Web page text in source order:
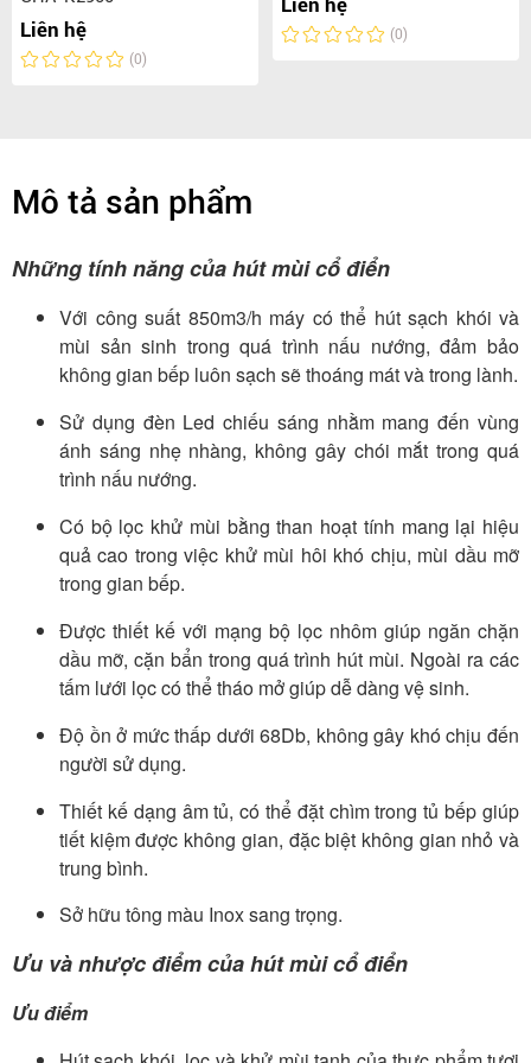
Liên hệ
(0)
Liên hệ
(0)
Mô tả sản phẩm
Những tính năng của hút mùi cổ điển
Với công suất 850m3/h máy có thể hút sạch khói và
mùi sản sinh trong quá trình nấu nướng, đảm bảo
không gian bếp luôn sạch sẽ thoáng mát và trong lành.
Sử dụng đèn Led chiếu sáng nhằm mang đến vùng
ánh sáng nhẹ nhàng, không gây chói mắt trong quá
trình nấu nướng.
Có bộ lọc khử mùi bằng than hoạt tính mang lại hiệu
quả cao trong việc khử mùi hôi khó chịu, mùi dầu mỡ
trong gian bếp.
Được thiết kế với mạng bộ lọc nhôm giúp ngăn chặn
dầu mỡ, cặn bẩn trong quá trình hút mùi. Ngoài ra các
tấm lưới lọc có thể tháo mở giúp dễ dàng vệ sinh.
Độ ồn ở mức thấp dưới 68Db, không gây khó chịu đến
người sử dụng.
Thiết kế dạng âm tủ, có thể đặt chìm trong tủ bếp giúp
tiết kiệm được không gian, đặc biệt không gian nhỏ và
trung bình.
Sở hữu tông màu Inox sang trọng.
Ưu và nhược điểm của hút mùi cổ điển
Ưu điểm